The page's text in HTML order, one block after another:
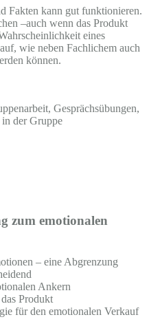
Fakten kann gut funktionieren.
–auch wenn das Produkt
eines
wie neben Fachlichem auch
können.
Gesprächsübungen,
der Gruppe
zum emotionalen
– eine Abgrenzung
Ankern
Produkt
für den emotionalen Verkauf